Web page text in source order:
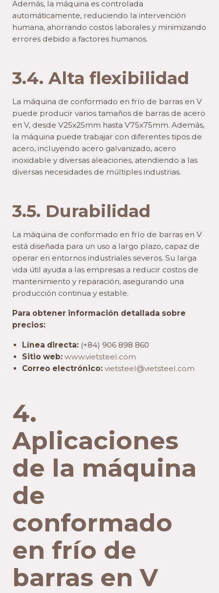
Además, la máquina es controlada
automáticamente, reduciendo la intervención
humana, ahorrando costos laborales y minimizando
errores debido a factores humanos.
3.4. Alta flexibilidad
La máquina de conformado en frío de barras en V
puede producir varios tamaños de barras de acero
en V, desde V25x25mm hasta V75x75mm. Además,
la máquina puede trabajar con diferentes tipos de
acero, incluyendo acero galvanizado, acero
inoxidable y diversas aleaciones, atendiendo a las
diversas necesidades de múltiples industrias.
3.5. Durabilidad
La máquina de conformado en frío de barras en V
está diseñada para un uso a largo plazo, capaz de
operar en entornos industriales severos. Su larga
vida útil ayuda a las empresas a reducir costos de
mantenimiento y reparación, asegurando una
producción continua y estable.
Para obtener información detallada sobre
precios:
Línea directa: (+84) 906 898 860
Sitio web: www.vietsteel.com
Correo electrónico: vietsteel@vietsteel.com
4.
Aplicaciones
de la máquina
de
conformado
en frío de
barras en V